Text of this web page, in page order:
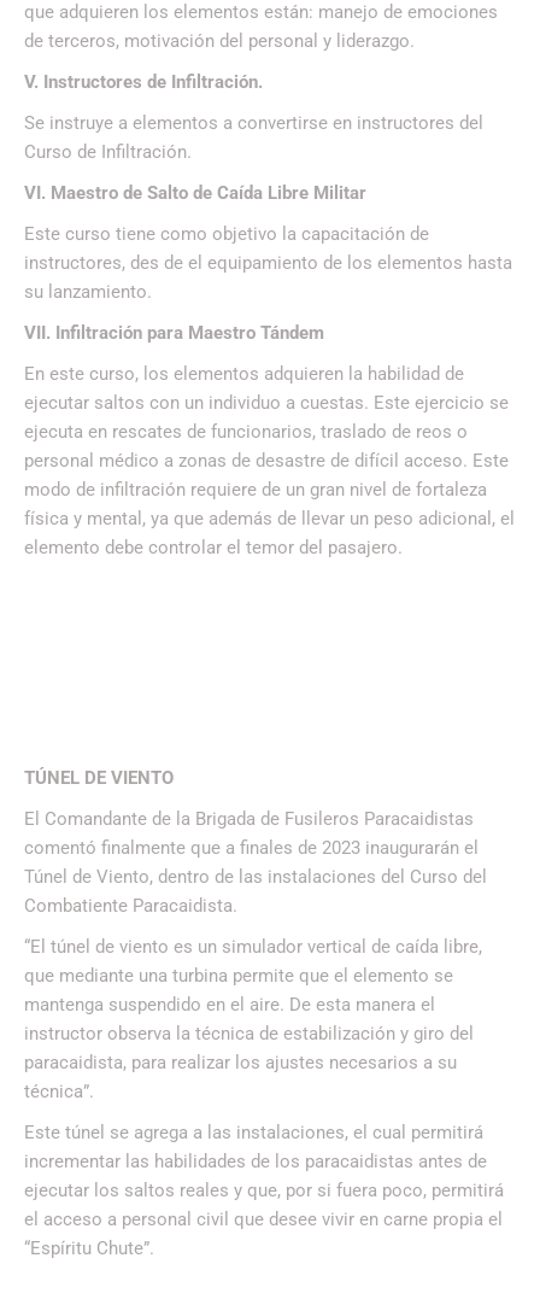
que adquieren los elementos están: manejo de emociones
de terceros, motivación del personal y liderazgo.
V. Instructores de Infiltración.
Se instruye a elementos a convertirse en instructores del
Curso de Infiltración.
VI. Maestro de Salto de Caída Libre Militar
Este curso tiene como objetivo la capacitación de
instructores, des de el equipamiento de los elementos hasta
su lanzamiento.
VII. Infiltración para Maestro Tándem
En este curso, los elementos adquieren la habilidad de
ejecutar saltos con un individuo a cuestas. Este ejercicio se
ejecuta en rescates de funcionarios, traslado de reos o
personal médico a zonas de desastre de difícil acceso. Este
modo de infiltración requiere de un gran nivel de fortaleza
física y mental, ya que además de llevar un peso adicional, el
elemento debe controlar el temor del pasajero.
TÚNEL DE VIENTO
El Comandante de la Brigada de Fusileros Paracaidistas
comentó finalmente que a finales de 2023 inaugurarán el
Túnel de Viento, dentro de las instalaciones del Curso del
Combatiente Paracaidista.
“El túnel de viento es un simulador vertical de caída libre,
que mediante una turbina permite que el elemento se
mantenga suspendido en el aire. De esta manera el
instructor observa la técnica de estabilización y giro del
paracaidista, para realizar los ajustes necesarios a su
técnica”.
Este túnel se agrega a las instalaciones, el cual permitirá
incrementar las habilidades de los paracaidistas antes de
ejecutar los saltos reales y que, por si fuera poco, permitirá
el acceso a personal civil que desee vivir en carne propia el
“Espíritu Chute”.